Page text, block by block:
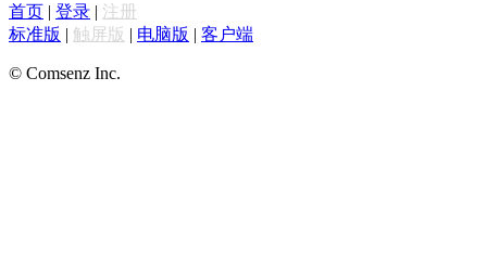
首页 | 登录 | 注册
标准版 | 触屏版 | 电脑版 | 客户端
© Comsenz Inc.